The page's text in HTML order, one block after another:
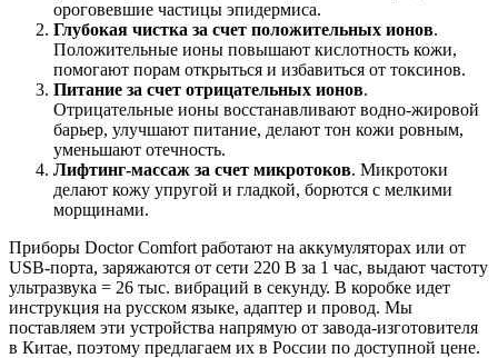
ороговевшие частицы эпидермиса.
Глубокая чистка за счет положительных ионов.
Положительные ионы повышают кислотность кожи,
помогают порам открыться и избавиться от токсинов.
Питание за счет отрицательных ионов.
Отрицательные ионы восстанавливают водно-жировой
барьер, улучшают питание, делают тон кожи ровным,
уменьшают отечность.
Лифтинг-массаж за счет микротоков. Микротоки
делают кожу упругой и гладкой, борются с мелкими
морщинами.
Приборы Doctor Comfort работают на аккумуляторах или от
USB-порта, заряжаются от сети 220 В за 1 час, выдают частоту
ультразвука = 26 тыс. вибраций в секунду. В коробке идет
инструкция на русском языке, адаптер и провод. Мы
поставляем эти устройства напрямую от завода-изготовителя
в Китае, поэтому предлагаем их в России по доступной цене.